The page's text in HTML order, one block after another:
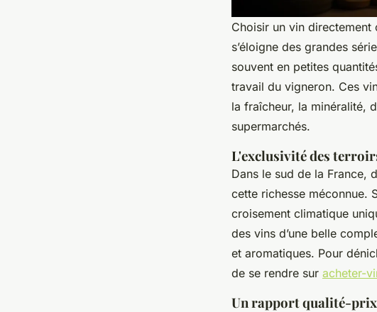
Choisir un vin directement
s’éloigne des grandes
souvent en petites
travail du vigneron. Ces
la fraîcheur, la minéralité,
supermarchés.
L'exclusivité des
Dans le sud de la France,
cette richesse méconnue.
croisement climatique
des vins d’une belle
et aromatiques. Pour
de se rendre sur acheter-
Un rapport qualité-